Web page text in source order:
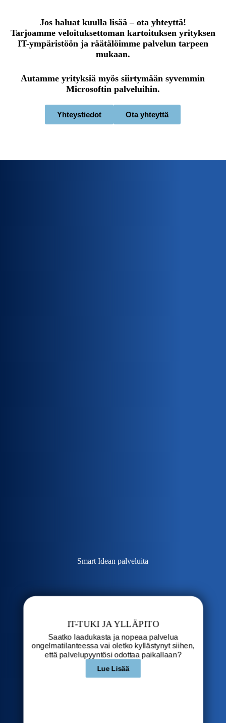
Jos haluat kuulla lisää – ota yhteyttä!
Tarjoamme veloituksettoman kartoituksen yrityksen
IT-ympäristöön ja räätälöimme palvelun tarpeen
mukaan.
Autamme yrityksiä myös siirtymään syvemmin
Microsoftin palveluihin.
Yhteystiedot Ota yhteyttä
Smart Idean palveluita
IT-TUKI JA YLLÄPITO
Saatko laadukasta ja nopeaa palvelua
ongelmatilanteessa vai oletko kyllästynyt siihen,
että palvelupyyntösi odottaa paikallaan?
Lue Lisää